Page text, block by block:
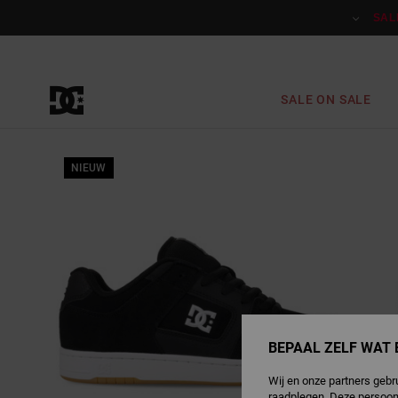
SALE ON SALE
NIEUW
BEPAAL ZELF WAT
Wij en onze partners